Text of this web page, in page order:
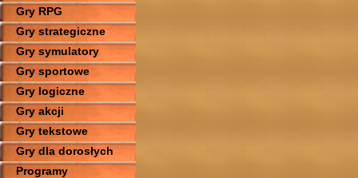
Gry RPG
Gry strategiczne
Gry symulatory
Gry sportowe
Gry logiczne
Gry akcji
Gry tekstowe
Gry dla dorosłych
Programy